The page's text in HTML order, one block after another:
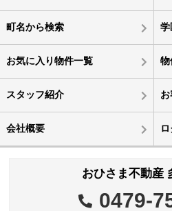
町名から検索 学
お気に入り物件一覧 物
スタッフ紹介
会社概要
おひさま不動産
0479-